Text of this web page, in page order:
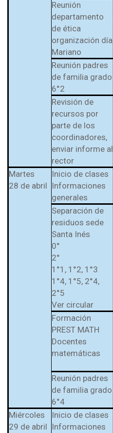
Prest-Math para
Quiero Saber
Reunión
departamento
de ética
organización día
Mariano
Reunión padres
de familia grado
6°2
Revisión de
recursos por
parte de los
coordinadores,
enviar informe al
rector
Martes
28 de abril
Inicio de clases
Informaciones
generales
Separación de
residuos sede
Santa Inés
0°
2°
1°1, 1°2, 1°3
1°4, 1°5, 2°4,
2°5
Ver circular
Formación
PREST MATH
Docentes
matemáticas
Reunión padres
de familia grado
6°4
Miércoles
29 de abril
Inicio de clases
Informaciones